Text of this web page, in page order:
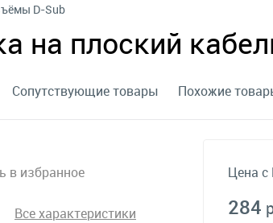
D-Sub
на плоский
Сопутствующие товары Похожие
в избранное
Все характеристики
Цена
284